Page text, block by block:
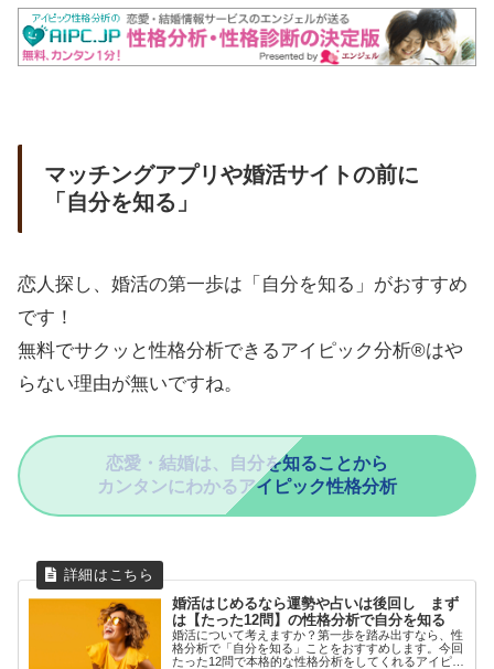
マッチングアプリや婚活サイトの前に
「自分を知る」
恋人探し、婚活の第一歩は「自分を知る」がおすすめ
です！
無料でサクッと性格分析できるアイピック分析®はや
らない理由が無いですね。
恋愛・結婚は、自分を知ることから
カンタンにわかるアイピック性格分析
婚活はじめるなら運勢や占いは後回し まず
は【たった12問】の性格分析で自分を知る
婚活について考えますか？第一歩を踏み出すなら、性
格分析で「自分を知る」ことをおすすめします。今回
たった12問で本格的な性格分析をしてくれるアイピッ